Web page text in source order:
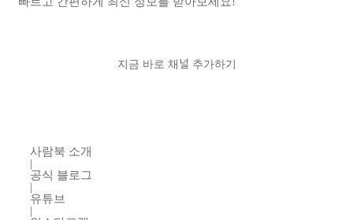
지금 바로 채널 추가하기
사람북 소개
|
공식 블로그
|
유튜브
|